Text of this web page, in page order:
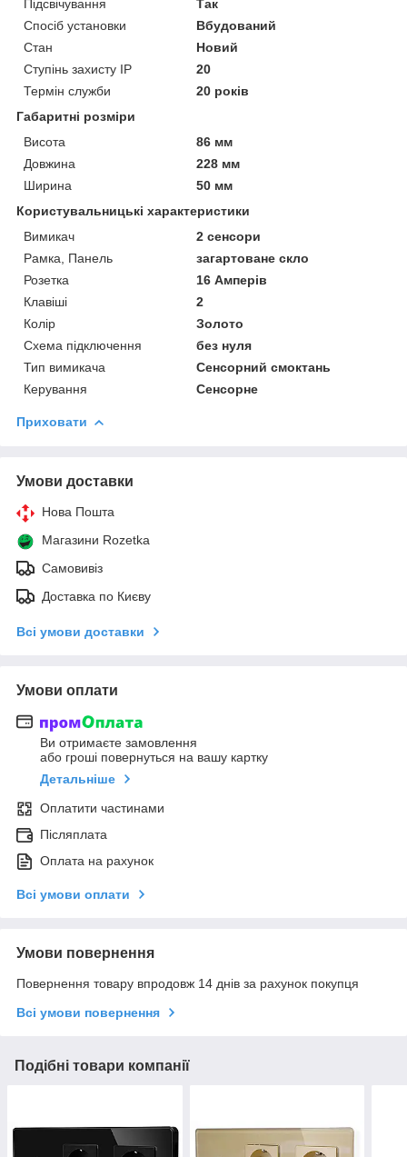
Підсвічування
Так
Спосіб установки
Вбудований
Стан
Новий
Ступінь захисту IP
20
Термін служби
20 років
Габаритні розміри
Висота
86 мм
Довжина
228 мм
Ширина
50 мм
Користувальницькі характеристики
Вимикач
2 сенсори
Рамка, Панель
загартоване скло
Розетка
16 Амперів
Клавіші
2
Колір
Золото
Схема підключення
без нуля
Тип вимикача
Сенсорний смоктань
Керування
Сенсорне
Приховати
Умови доставки
Нова Пошта
Магазини Rozetka
Самовивіз
Доставка по Києву
Всі умови доставки
Умови оплати
Ви отримаєте замовлення
або гроші повернуться на вашу картку
Детальніше
Оплатити частинами
Післяплата
Оплата на рахунок
Всі умови оплати
Умови повернення
Повернення товару впродовж 14 днів за рахунок покупця
Всі умови повернення
Подібні товари компанії